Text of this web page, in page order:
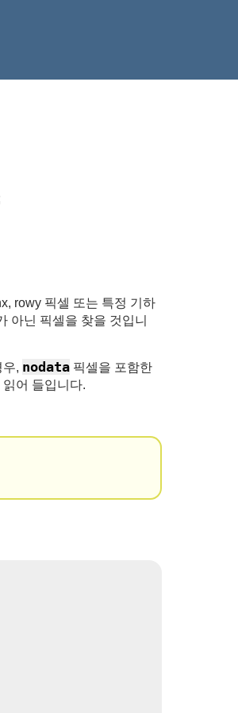
rowy 픽셀 또는 특정 기하
아닌 픽셀을 찾을 것입니
, nodata 픽셀을 포함한
어 들입니다.